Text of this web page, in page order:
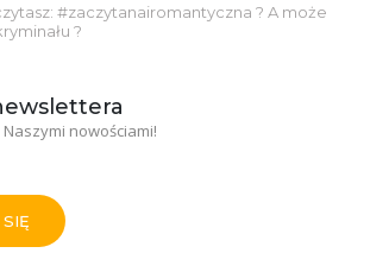
#zaczytanairomantyczna ? A może
?
nowościami!